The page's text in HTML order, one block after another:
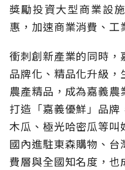
獎勵投資大型商業設
惠，加速商業消費、工
衝刺創新產業的同時
品牌化、精品化升級
農產精品，成為嘉義
打造「嘉義優鮮」品
木瓜、極光哈密瓜等叫
國內進駐東森購物、
費層與全國知名度，也